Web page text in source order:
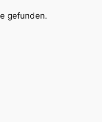
gefunden.